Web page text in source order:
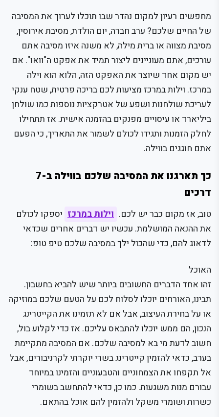
מחפשים רעיון למקום נהדר שבו תוכלו לערוך את המסיבה
של החיים שלכם? ערב חברה, יום הולדת, מסיבת אירוסין,
מסיבת מצווה או ברית מילה, לא משנה איזו מסיבה אתם
עורכים, אתם מעוניינים ליצור תמיד את אפקט ה"וואו". אם
יש מקום אחד שיוצר את האפקט הזה, הלוא הוא וילה
במרכז. וילות במרכז מציעות לכם בריכה פרטית, שטח ענקי
לעריכת שולחנות ושפע של אטרקציות נוספות כמו שולחן
ביליארד או עיסויים מפנקים בהזמנה אישית. אז תתחילו
לחלק הזמנות ותגידו לכולם לשמור את התאריך, כי הפעם
אתם חוגגים בווילה.
כך תארגנו את המסיבה שלכם בווילה ב-7
דרכים
טוב, אז מקום כבר יש לכם. וילות במרכז יספקו לכולם
את ההנאה המושלמת. עכשיו יש דברים אחרים שכדאי
לדאוג להם, כדי שהכול ילך במסיבה שלכם טיפ טופ:
האוכל
זהו אחד הדברים החשובים ביותר שיש להביא בחשבון.
תבינו, האורחים יוכלו לסלוח לכם על הטעם שלכם במוזיקה
או על בחירת העיצוב, אבל אם לא תזמינו את הקייטרינג
הנכון, הם ממש יוכלו להתבאס עליכם. אז כדי לקלוע בול,
חשוב לדעת מי בא למסיבה שלכם. אם המסיבה מתקיימת
בערב, כדאי להזמין קייטרינג בשרי יוקרתי לקרניבורים, אבל
אל תקפחו את הצמחוניים והטבעוניים והזמינו במיוחד
עבורם מנות משגעות. כמו כן, כדאי להתחשב בשומרי
כשרות ושומרי משקל ולהזמין להם אוכל בהתאם.